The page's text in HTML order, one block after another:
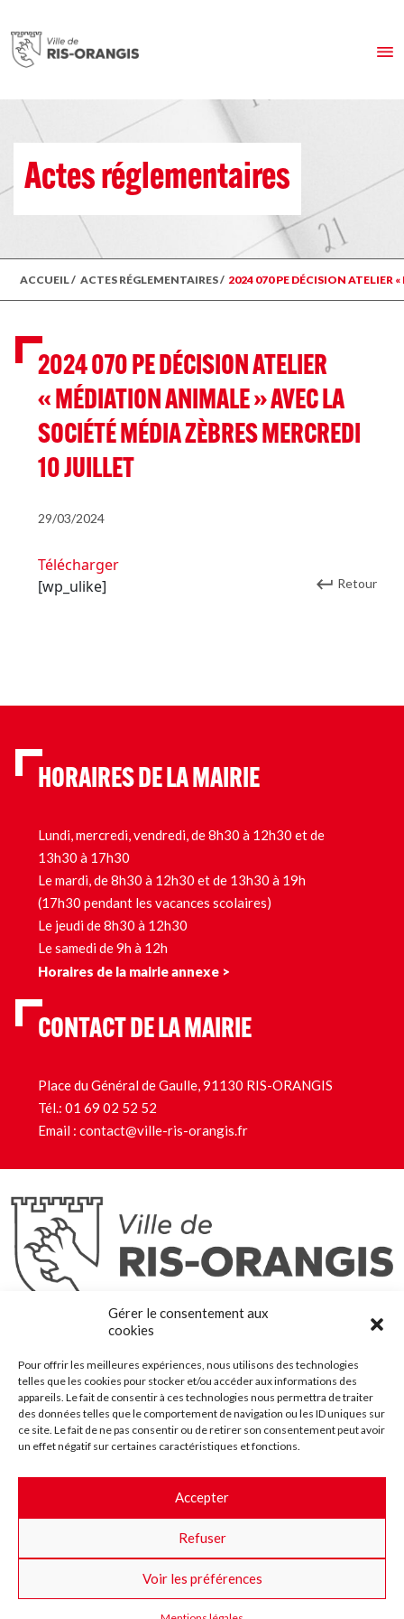
Gérer le consentement aux
cookies
Pour offrir les meilleures expériences, nous utilisons des technologies
telles que les cookies pour stocker et/ou accéder aux informations des
appareils. Le fait de consentir à ces technologies nous permettra de traiter
des données telles que le comportement de navigation ou les ID uniques sur
ce site. Le fait de ne pas consentir ou de retirer son consentement peut avoir
un effet négatif sur certaines caractéristiques et fonctions.
Accepter
Refuser
Voir les préférences
Actes réglementaires
ACCUEIL/ ACTES RÉGLEMENTAIRES/ 2024 070 PE DÉCISION ATELIER
2024 070 PE DÉCISION ATELIER
« MÉDIATION ANIMALE » AVEC LA
SOCIÉTÉ MÉDIA ZÈBRES MERCREDI
10 JUILLET
29/03/2024
Télécharger
[wp_ulike]
Retour
HORAIRES DE LA MAIRIE
Lundi, mercredi, vendredi, de 8h30 à 12h30 et de
13h30 à 17h30
Le mardi, de 8h30 à 12h30 et de 13h30 à 19h
(17h30 pendant les vacances scolaires)
Le jeudi de 8h30 à 12h30
Le samedi de 9h à 12h
Horaires de la mairie annexe >
CONTACT DE LA MAIRIE
Place du Général de Gaulle, 91130 RIS-ORANGIS
Tél.: 01 69 02 52 52
Email : contact@ville-ris-orangis.fr
Ris-Orangis
@2022 — Tous droits réservés
Plan du site
Contact
Accessibilité
Crédits
Les marchés publics
Suggestions & Améliorations
Facebook
InstaTwitterYoutube